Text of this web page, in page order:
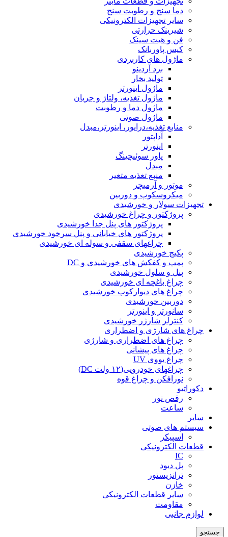
دما سنج و رطوبت سنج
سایر تجهیزات الکترونیکی
شیرینک حرارتی
فن و هیت سینک
کیس پاوربانک
ماژول های کاربردی
برد آردینو
تولید بخار
ماژول اینورتر
ماژول تغذیه، ولتاژ و جریان
ماژول دما و رطوبت
ماژول صوتی
منابع تغذیه،درایور، اینورتر،مبدل
آداپتور
اینورتر
پاور سوئیچینگ
مبدل
منبع تغذیه متغیر
موتور و آرمیچر
میکروسکوپ و دوربین
تجهیزات سولار و خورشیدی
پروژکتور و چراغ خورشیدی
پروژکتور های پنل جدا خورشیدی
پروژکتور های خیابانی و پنل سرخود خورشیدی
چراغهای سقفی و سوله ای خورشیدی
پکیج خورشیدی
پمپ و کفکش های خورشیدی و DC
پنل و سلول خورشیدی
چراغ باغچه ای خورشیدی
چراغ های دیوارکوب خورشیدی
دوربین خورشیدی
سانورتر و اینورتر
کنترلر شارژر خورشیدی
چراغ های شارژی و اضطراری
چراغ های اضطراری و شارژی
چراغ های پیشانی
چراغ یووی UV
چراغهای خودرویی(۱۲ ولت DC)
نورافکن و چراغ قوه
دکوراتیو
رقص نور
ساعت
سایر
سیستم های صوتی
اسپیکر
قطعات الکترونیکی
IC
پل دیود
ترانزیستور
خازن
سایر قطعات الکترونیکی
مقاومت
لوازم جانبی
جستجو